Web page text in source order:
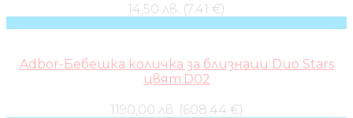
14,50 лв. (7.41 €)
Adbor-Бебешка количка за близнаци Duo Stars
цвят:D02
1190,00 лв. (608.44 €)